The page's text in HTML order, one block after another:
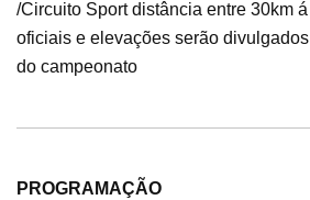
/Circuito Sport distância entre 30km
oficiais e elevações serão
do campeonato
PROGRAMAÇÃO